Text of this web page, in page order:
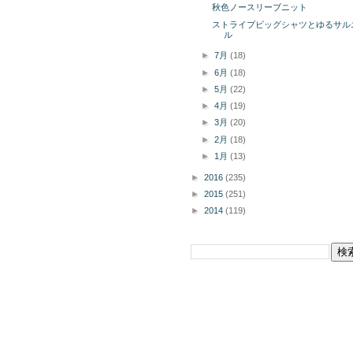
秋色ノースリーブニット
ストライプビッグシャツとゆるサル
ル
►7月(18)
►6月(18)
►5月(22)
►4月(19)
►3月(20)
►2月(18)
► 1月(13)
► 2016 (235)
► 2015 (251)
► 2014 (119)